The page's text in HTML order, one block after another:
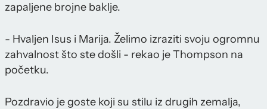
zapaljene brojne baklje.
- Hvaljen Isus i Marija. Želimo izraziti svoju ogromnu
zahvalnost što ste došli - rekao je Thompson na
početku.
Pozdravio je goste koji su stilu iz drugih zemalja,